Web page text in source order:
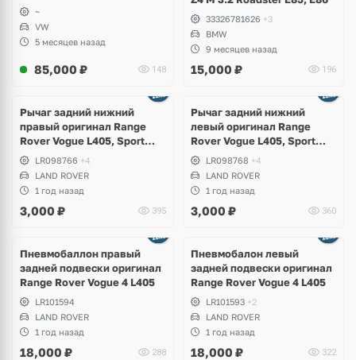
~
VW
5 месяцев назад
85,000 ₽ 148
33326781626 +3
BMW
9 месяцев назад
15,000 ₽ 196
Рычаг задний нижний
правый оригинал Range
Rover Vogue L405, Sport
L494, Discovery 5 L462
LR098766 +4
LAND ROVER
1 год назад
3,000 ₽ 395
Рычаг задний нижний
левый оригинал Range
Rover Vogue L405, Sport
L494, Discovery 5 L462
LR098768 +4
LAND ROVER
1 год назад
3,000 ₽ 360
Пневмобаллон правый
задней подвески оригинал
Range Rover Vogue 4 L405
LR101594
LAND ROVER
1 год назад
18,000 ₽ 288
Пневмобалон левый
задней подвески оригинал
Range Rover Vogue 4 L405
LR101593 +2
LAND ROVER
1 год назад
18,000 ₽ 322